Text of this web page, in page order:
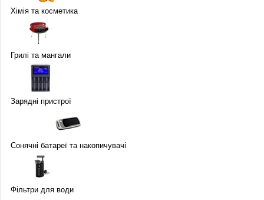
Хімія та косметика
Грилі та мангали
Зарядні пристрої
Сонячні батареї та накопичувачі
Фільтри для води